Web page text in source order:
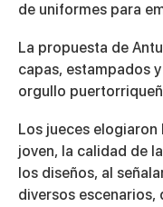
seconds
de uniformes para
La propuesta de
capas, estampados
orgullo
Los jueces elogiaron
joven, la calidad de
los diseños, al
diversos